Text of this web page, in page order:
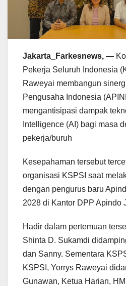
Jakarta_Farkesnews, —
Pekerja Seluruh Indonesia
Raweyai membangun
Pengusaha Indonesia
mengantisipasi dampak
Intelligence (AI) bagi masa
pekerja/buruh
Kesepahaman tersebut
organisasi KSPSI saat
dengan pengurus baru
2028 di Kantor DPP Apindo
Hadir dalam pertemuan
Shinta D. Sukamdi
dan Sanny. Sementara
KSPSI, Yorrys Raweyai
Gunawan, Ketua Harian,